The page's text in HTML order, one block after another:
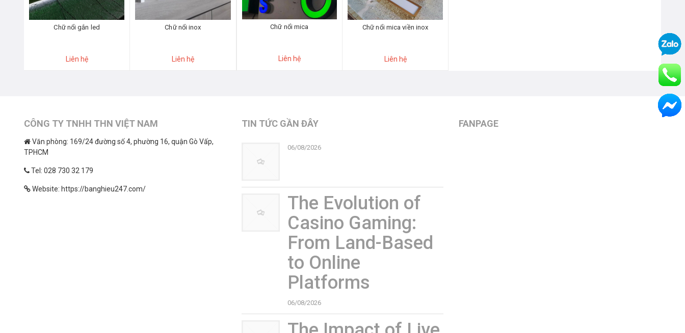
Chữ nổi gắn led
Liên hệ
Chữ nổi inox
Liên hệ
Chữ nổi mica
Liên hệ
Chữ nổi mica viền inox
Liên hệ
CÔNG TY TNHH THN VIỆT NAM
Văn phòng: 169/24 đường số 4, phường 16, quận Gò Vấp,
TPHCM
Tel: 028 730 32 179
Website: https://banghieu247.com/
TIN TỨC GẦN ĐÂY
06/08/2026
The Evolution of
Casino Gaming:
From Land-Based
to Online
Platforms
06/08/2026
FANPAGE